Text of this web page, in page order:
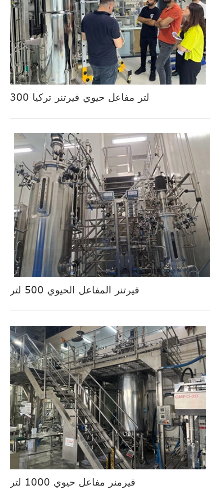
300 لتر مفاعل حيوي فيرتنر تركيا
فيرتنر المفاعل الحيوي 500 لتر
فيرمنر مفاعل حيوي 1000 لتر